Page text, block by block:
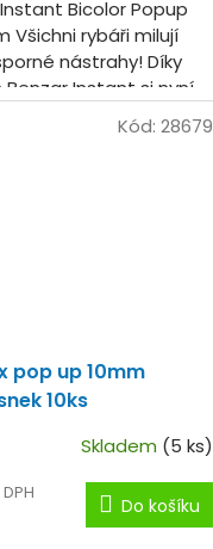
Bicolor Popup
Všichni rybáři milují
nástrahy! Díky
Instant si nyní
vyzkoušet několik
pop up 10mm
10ks
Skladem (5 ks)
Do košíku
Kód: 28679